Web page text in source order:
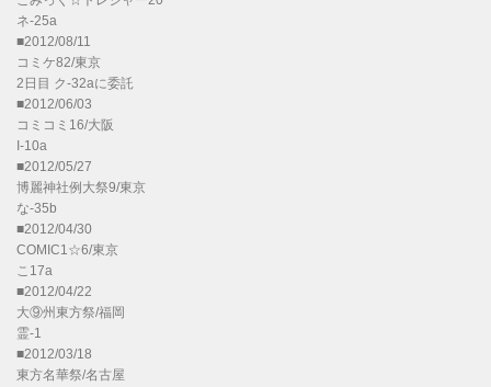
ネ-25a
■2012/08/11
コミケ82/東京
2日目 ク-32aに委託
■2012/06/03
コミコミ16/大阪
I-10a
■2012/05/27
博麗神社例大祭9/東京
な-35b
■2012/04/30
COMIC1☆6/東京
こ17a
■2012/04/22
大⑨州東方祭/福岡
霊-1
■2012/03/18
東方名華祭/名古屋